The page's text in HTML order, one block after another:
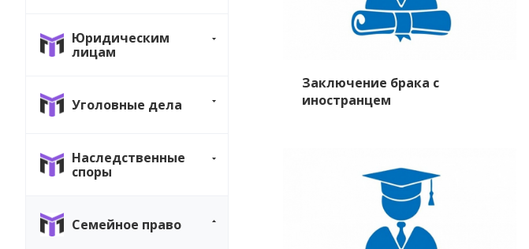
Юридическим
лицам
Уголовные дела
Наследственные
споры
Семейное право
Заключение брака с
иностранцем